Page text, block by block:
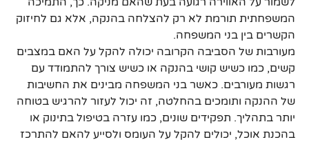
המשפחתית תורמת לא רק להצלחה בהנקה, אלא גם לחיזוק
הקשרים בין בני המשפחה.
מעורבות של הסביבה הקרובה יכולה להקל על האם במצבים
קשים, כמו כשיש קושי בהנקה או כשיש צורך להתמודד עם
רגשות מעורבים. כאשר בני המשפחה מבינים את החשיבות
של ההנקה ותומכים בהחלטה, זה יכול לעזור להרגיש בטוחה
יותר בתהליך. תפקידים שונים, כמו עזרה בטיפול בתינוק או
בהכנת אוכל, יכולים להקל על העומס ולסייע להאם להתרכז